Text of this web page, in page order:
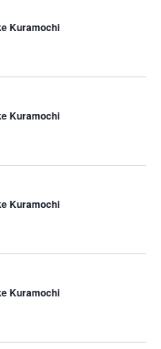
Kuramochi
Kuramochi
Kuramochi
Kuramochi